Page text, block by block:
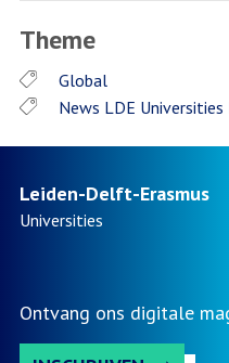
Theme
Global
News LDE Universities
Leiden-Delft-Erasmus
Universities
Ontvang ons digitale